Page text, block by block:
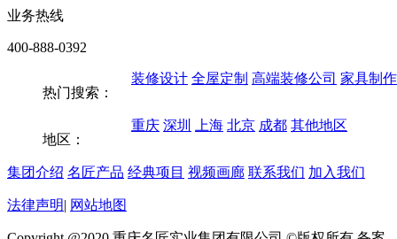
业务热线
400-888-0392
热门搜索：
装修设计 全屋定制 高端装修公司 家具制
地区：
重庆 深圳 上海 北京 成都 其他地区
集团介绍 名匠产品 经典项目 视频画廊 联系我们 加入我们
法律声明| 网站地图